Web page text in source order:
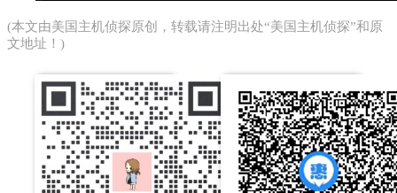
(本文由美国主机侦探原创，转载请注明出处“美国主机侦探”和原
文地址！)